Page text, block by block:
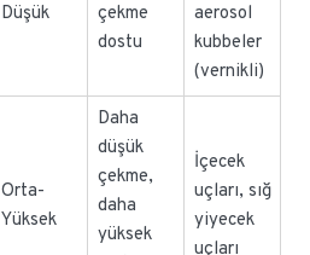
Düşük
çekme
dostu
aerosol
kubbeler
(vernikli)
Orta-
Yüksek
Daha
düşük
çekme,
daha
yüksek
İçecek
uçları, sığ
yiyecek
uçları